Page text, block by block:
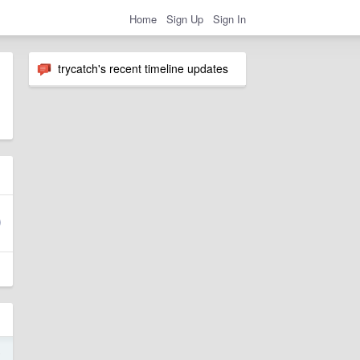
Home Sign Up Sign In
trycatch's recent timeline updates